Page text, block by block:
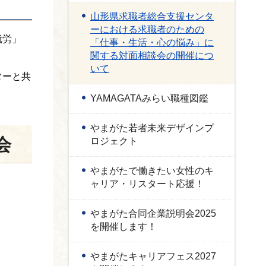
」
ーと共
山形県求職者総合支援センタ
ーにおける求職者のための
「仕事・生活・心の悩み」に
関する対面相談会の開催につ
いて
YAMAGATAみらい職種図鑑
やまがた若者未来デザインプ
ロジェクト
やまがたで働きたい女性のキ
ャリア・リスタート応援！
やまがた合同企業説明会2025
を開催します！
やまがたキャリアフェス2027